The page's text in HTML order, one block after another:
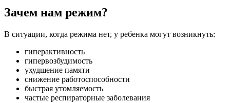
Зачем нам режим?
В ситуации, когда режима нет, у ребенка могут возникнуть:
гиперактивность
гипервозбудимость
ухудшение памяти
снижение работоспособности
быстрая утомляемость
частые респираторные заболевания